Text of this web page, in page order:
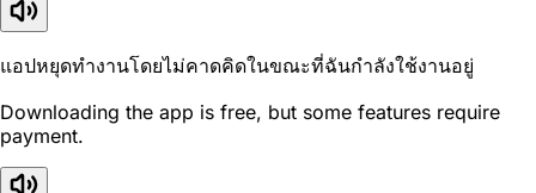
แอปหยุดทำงานโดยไม่คาดคิดในขณะที่ฉันกำลังใช้งานอยู่
Downloading the app is free, but some features require
payment.